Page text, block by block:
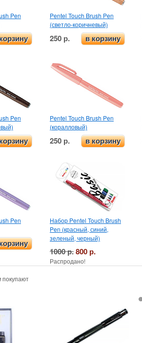
Pen
Pentel Touch Brush Pen
(светло-коричневый)
250 р. в корзину
Pen
Pentel Touch Brush Pen
(коралловый)
250 р. в корзину
Pen
Набор Pentel Touch Brush
Pen (красный, синий,
зеленый, черный)
1000 р.800 р.
Распродано!
покупают